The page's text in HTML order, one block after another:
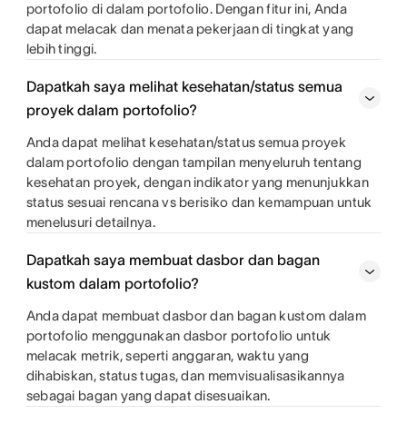
portofolio di dalam portofolio. Dengan fitur ini, Anda
dapat melacak dan menata pekerjaan di tingkat yang
lebih tinggi.
Dapatkah saya melihat kesehatan/status semua
proyek dalam portofolio?
Anda dapat melihat kesehatan/status semua proyek
dalam portofolio dengan tampilan menyeluruh tentang
kesehatan proyek, dengan indikator yang menunjukkan
status sesuai rencana vs berisiko dan kemampuan untuk
menelusuri detailnya.
Dapatkah saya membuat dasbor dan bagan
kustom dalam portofolio?
Anda dapat membuat dasbor dan bagan kustom dalam
portofolio menggunakan dasbor portofolio untuk
melacak metrik, seperti anggaran, waktu yang
dihabiskan, status tugas, dan memvisualisasikannya
sebagai bagan yang dapat disesuaikan.